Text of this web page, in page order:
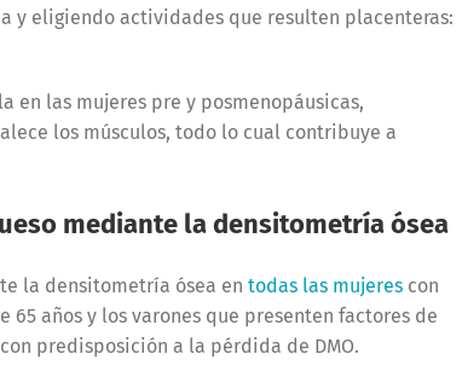
y eligiendo actividades que resulten placenteras:
en las mujeres pre y posmenopáusicas,
los músculos, todo lo cual contribuye a
mediante la densitometría ósea
la densitometría ósea en todas las mujerescon
65 años y los varones que presenten factores de
predisposición a la pérdida de DMO.